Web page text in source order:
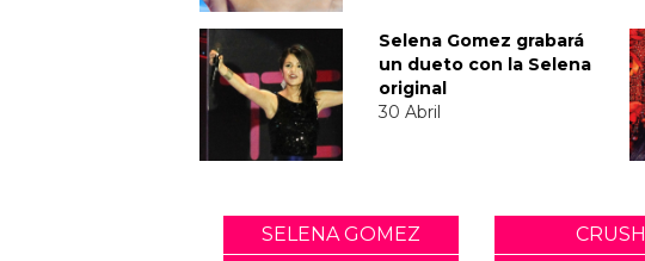
Selena Gomez grabará
un dueto con la Selena
original
30 Abril
SELENA GOMEZ CRUSH